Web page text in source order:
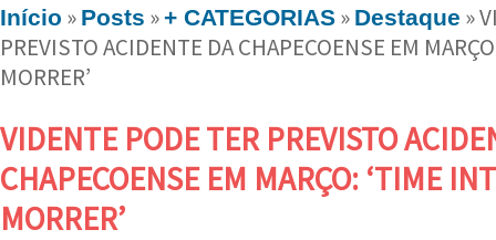
Início » Posts »+ CATEGORIAS » Destaque »
PREVISTO ACIDENTE DA CHAPECOENSE EM
MORRER’
VIDENTE PODE TER PREVISTO
CHAPECOENSE EM MARÇO: ‘TIME
MORRER’